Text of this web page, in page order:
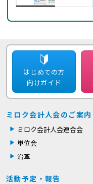
はじめての方
向けガイド
ミロク会計人会のご案内
ミロク会計人会連合会
単位会
沿革
活動予定・報告